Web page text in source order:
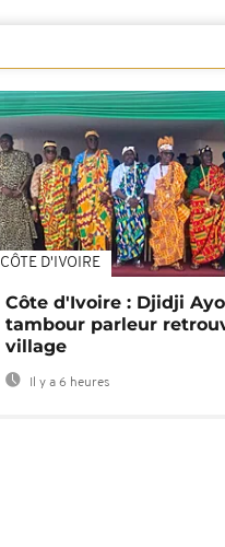
CÔTE D'IVOIRE
Côte d'Ivoire : Djidji
tambour parleur
village
Il y a 6 heures